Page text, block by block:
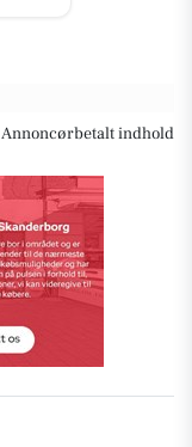
Annoncørbetalt indhold